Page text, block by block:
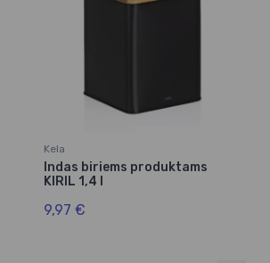
Kela
Indas biriems produktams
KIRIL 1,4 l
9,97 €